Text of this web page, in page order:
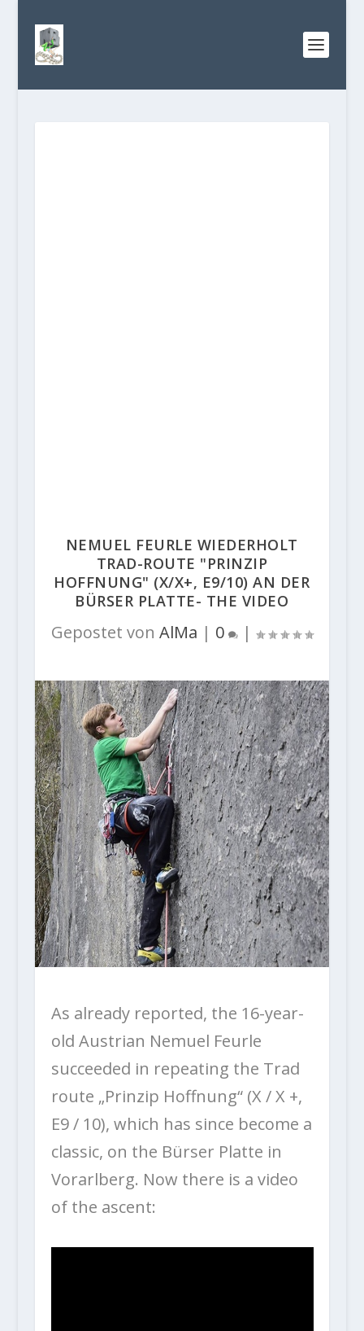
NEMUEL FEURLE WIEDERHOLT
TRAD-ROUTE "PRINZIP
HOFFNUNG" (X/X+, E9/10) AN DER
BÜRSER PLATTE- THE VIDEO
Gepostet von AlMa | 0 |
As already reported, the 16-year-
old Austrian Nemuel Feurle
succeeded in repeating the Trad
route „Prinzip Hoffnung“ (X / X +,
E9 / 10), which has since become a
classic, on the Bürser Platte in
Vorarlberg. Now there is a video
of the ascent: